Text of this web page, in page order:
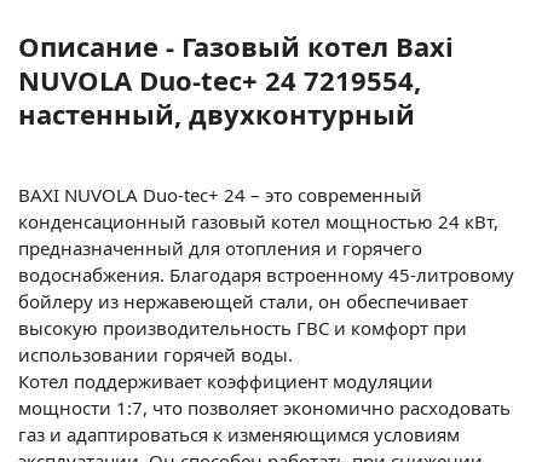
Описание - Газовый котел Baxi
NUVOLA Duo-tec+ 24 7219554,
настенный, двухконтурный
BAXI NUVOLA Duo-tec+ 24 – это современный
конденсационный газовый котел мощностью 24 кВт,
предназначенный для отопления и горячего
водоснабжения. Благодаря встроенному 45-литровому
бойлеру из нержавеющей стали, он обеспечивает
высокую производительность ГВС и комфорт при
использовании горячей воды.
Котел поддерживает коэффициент модуляции
мощности 1:7, что позволяет экономично расходовать
газ и адаптироваться к изменяющимся условиям